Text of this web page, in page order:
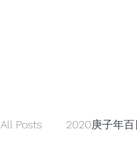
All Posts 2020庚子年